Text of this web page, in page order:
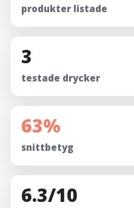
produkter listade
3
testade drycker
63%
snittbetyg
6.3/10